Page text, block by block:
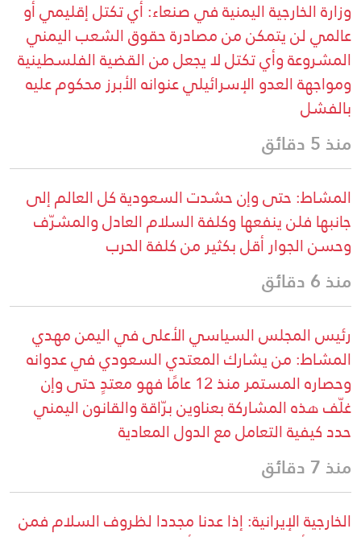
وزارة الخارجية اليمنية في صنعاء: أي تكتل إقليمي أو
عالمي لن يتمكن من مصادرة حقوق الشعب اليمني
المشروعة وأي تكتل لا يجعل من القضية الفلسطينية
ومواجهة العدو الإسرائيلي عنوانه الأبرز محكوم عليه
بالفشل
منذ 5 دقائق
المشاط: حتى وإن حشدت السعودية كل العالم إلى
جانبها فلن ينفعها وكلفة السلام العادل والمشرّف
وحسن الجوار أقل بكثير من كلفة الحرب
منذ 6 دقائق
رئيس المجلس السياسي الأعلى في اليمن مهدي
المشاط: من يشارك المعتدي السعودي في عدوانه
وحصاره المستمر منذ 12 عامًا فهو معتدٍ حتى وإن
غلّف هذه المشاركة بعناوين برّاقة والقانون اليمني
حدد كيفية التعامل مع الدول المعادية
منذ 7 دقائق
الخارجية الإيرانية: إذا عدنا مجددا لظروف السلام فمن